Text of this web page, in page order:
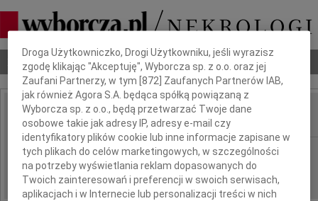
Nekrologi Odeszli Poradnik pogrzebowy
IMIĘ I NAZWISKO:
REGION: Radom
DATA EMISJI: 19.01.2011
Dbamy o Twoją prywatność
Droga Użytkowniczko, Drogi Użytkowniku, jeśli wyrazisz
zgodę klikając "Akceptuję", Wyborcza sp. z o.o. oraz jej
Zaufani Partnerzy, w tym [872 ] Zaufanych Partnerów IAB,
jak również Agora S.A. będąca spółką powiązaną z
Wyborcza sp. z o.o., będą przetwarzać Twoje dane
osobowe takie jak adresy IP, adresy e-mail czy
identyfikatory plików cookie lub inne informacje zapisane w
tych plikach do celów marketingowych, w szczególności
na potrzeby wyświetlania reklam dopasowanych do
Twoich zainteresowań i preferencji w swoich serwisach,
aplikacjach i w Internecie lub personalizacji treści w nich